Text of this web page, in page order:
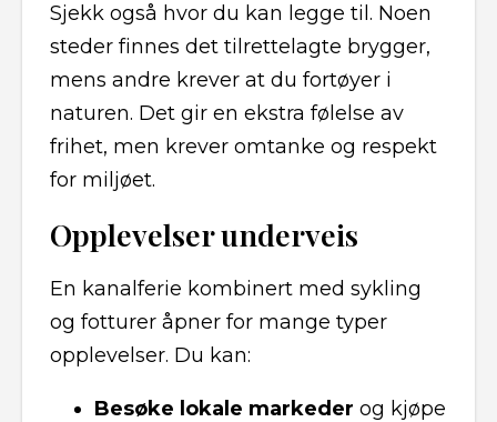
Sjekk også hvor du kan legge til. Noen
steder finnes det tilrettelagte brygger,
mens andre krever at du fortøyer i
naturen. Det gir en ekstra følelse av
frihet, men krever omtanke og respekt
for miljøet.
Opplevelser underveis
En kanalferie kombinert med sykling
og fotturer åpner for mange typer
opplevelser. Du kan:
Besøke lokale markeder og kjøpe